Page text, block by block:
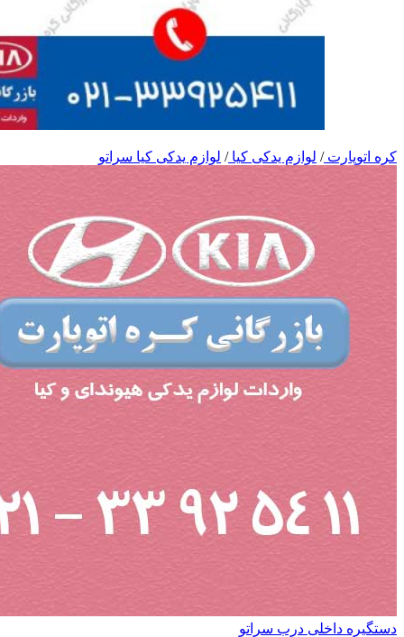
کره اتوپارت/ لوازم یدکی کیا/ لوازم یدکی کیا سراتو
دستگیره داخلی درب سراتو